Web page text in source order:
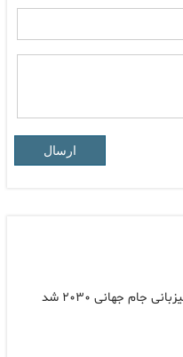
ارسال
جام جهانی ۲۰۳۰ شد